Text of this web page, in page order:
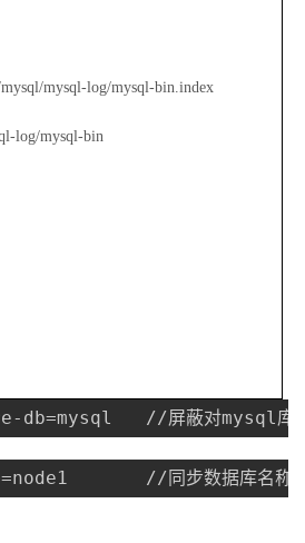
mysql-log/mysql-bin.index
log/mysql-bin
//屏蔽对mysql库
//同步数据库名称